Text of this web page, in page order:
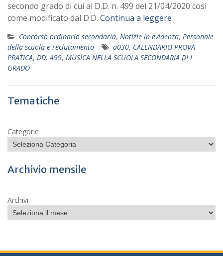
secondo grado di cui al D.D. n. 499 del 21/04/2020 così
come modificato dal D.D. Continua a leggere
Concorso ordinario secondaria, Notizie in evidenza, Personale
della scuola e reclutamento
a030, CALENDARIO PROVA
PRATICA, DD. 499, MUSICA NELLA SCUOLA SECONDARIA DI I
GRADO
Tematiche
Categorie
Archivio mensile
Archivi